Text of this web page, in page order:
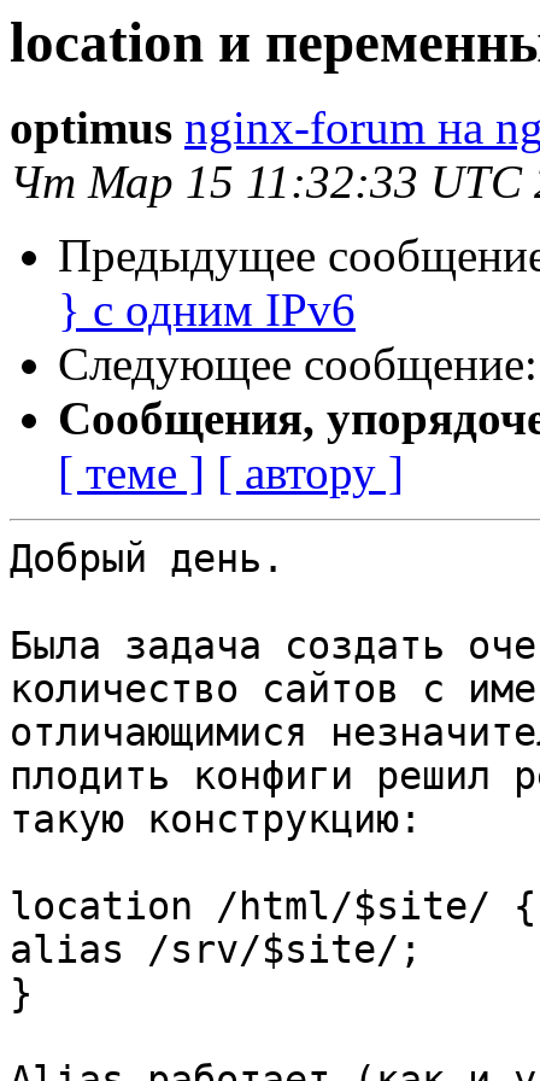
location и
optimus nginx-forum на
Чт Мар 15 11:32:33 UTC
Предыдущее
} с одним IPv6
Следующее
Сообщения,
[ теме ] [ автору ]
Добрый день.
Была задача создать
количество сайтов с
отличающимися
плодить конфиги решил
такую конструкцию:
location /html/$site/ {
alias /srv/$site/;
}